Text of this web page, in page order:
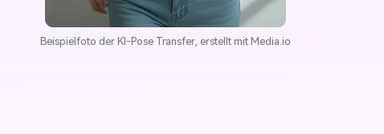
Beispielfoto der KI-Pose Transfer, erstellt mit Media.io